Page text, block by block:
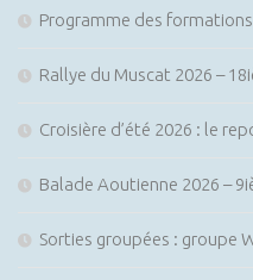
Programme des
Rallye du Muscat 2026 –
Croisière d’été 2026 : le
Balade Aoutienne 2026 –
Sorties groupées : groupe